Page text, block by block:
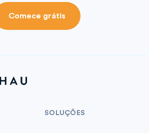
Comece grátis
SOLUÇÕES